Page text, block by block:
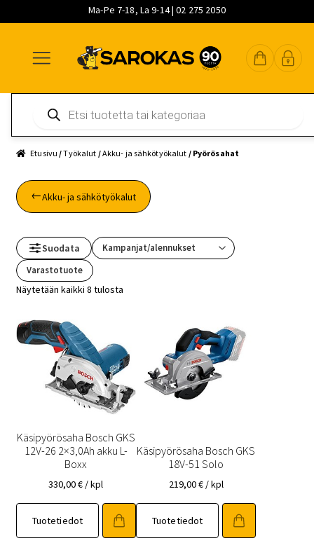
Ma-Pe 7-18, La 9-14 | 02 275 2050
navigointiin
sisältöön
pääsisältöön
search
Etusivu /Työkalut /Akku- ja sähkötyökalut / Pyörösahat
Akku- ja sähkötyökalut
Suodata
Varastotuote
Näytetään kaikki 8 tulosta
Käsipyörösaha Bosch GKS
12V-26 2×3,0Ah akku L-
Boxx
330,00€ / kpl
Tuotetiedot
Käsipyörösaha Bosch GKS
18V-51 Solo
219,00€ / kpl
Tuotetiedot